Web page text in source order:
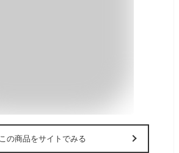
この商品をサイトでみる